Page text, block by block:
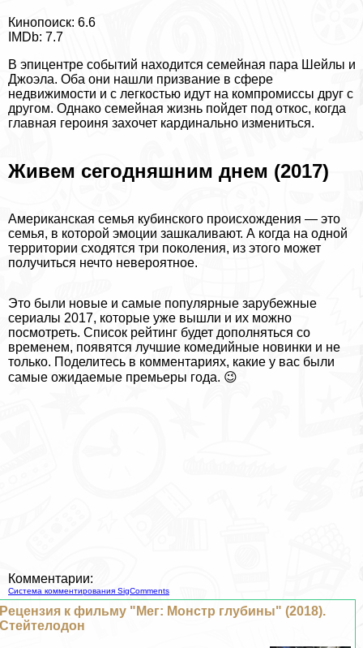
Кинопоиск: 6.6
IMDb: 7.7
В эпицентре событий находится семейная пара Шейлы и
Джоэла. Оба они нашли призвание в сфере
недвижимости и с легкостью идут на компромиссы друг с
другом. Однако семейная жизнь пойдет под откос, когда
главная героиня захочет кардинально измениться.
Живем сегодняшним днем (2017)
Американская семья кубинского происхождения — это
семья, в которой эмоции зашкаливают. А когда на одной
территории сходятся три поколения, из этого может
получиться нечто невероятное.
Это были новые и самые популярные зарубежные
сериалы 2017, которые уже вышли и их можно
посмотреть. Список рейтинг будет дополняться со
временем, появятся лучшие комедийные новинки и не
только. Поделитесь в комментариях, какие у вас были
самые ожидаемые премьеры года. 😉
Комментарии:
Система комментирования SigComments
Рецензия к фильму "Мег: Монстр глубины" (2018).
Стейтелодон